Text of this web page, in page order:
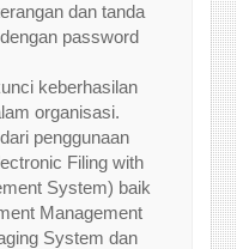
dan tanda
password
keberhasilan
organisasi.
penggunaan
Filing with
System) baik
Management
System dan